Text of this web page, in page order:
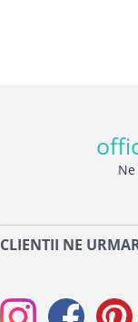
CLIENTII NE